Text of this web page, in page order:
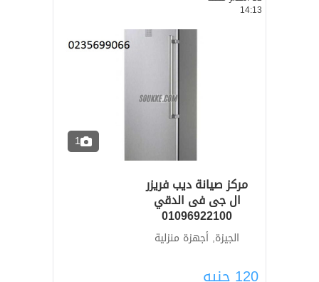
14:13
1
مركز صيانة ديب فريزر
ال جى فى الدقي
01096922100
الجيزة, أجهزة منزلية
120 جنيه